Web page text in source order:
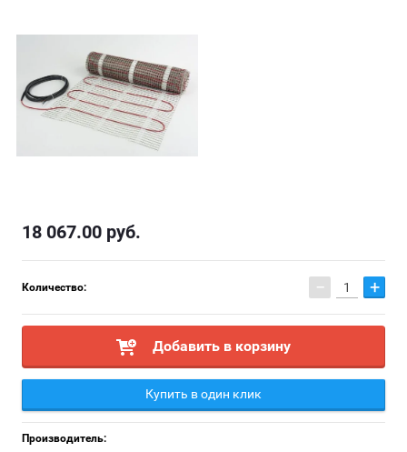
18 067.00 руб.
Количество: − +
Добавить в корзину
Купить в один клик
Производитель: